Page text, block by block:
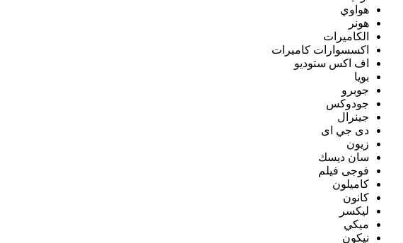
هواوي
هونر
الكاميرات
اكسسوارات كاميرات
اف اكس ستوديو
بويا
جوبرو
جودوكس
جينرال
دى جي اى
زيون
سان ديسك
فوجى فيلم
كاميلون
كانون
ليكسر
ميكي
نيكون